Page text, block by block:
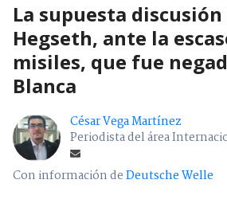
La supuesta
Hegseth, ante la
misiles, que fue
Blanca
César Vega Martínez
Periodista del área
Con información deDeutsche Welle